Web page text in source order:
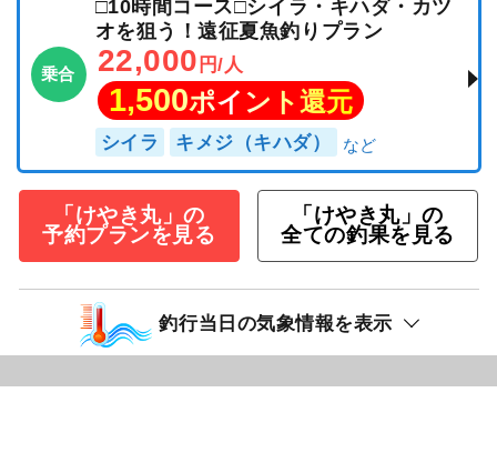
乗合
□10時間コース□シイラ・キハダ・カツ
オを狙う！遠征夏魚釣りプラン
22,000 円/人
1,500ポイント還元
シイラ キメジ（キハダ）
「けやき丸」の
予約プランを見る
「けやき丸」の
全ての釣果を見る
釣行当日の気象情報を表示